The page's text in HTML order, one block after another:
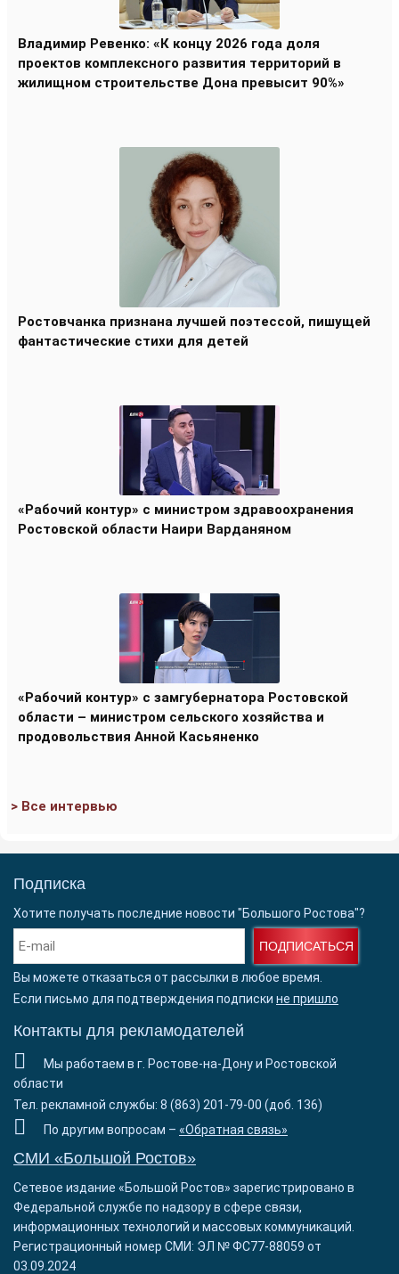
Владимир Ревенко: «К концу 2026 года доля
проектов комплексного развития территорий в
жилищном строительстве Дона превысит 90%»
Ростовчанка признана лучшей поэтессой, пишущей
фантастические стихи для детей
«Рабочий контур» с министром здравоохранения
Ростовской области Наири Варданяном
«Рабочий контур» с замгубернатора Ростовской
области – министром сельского хозяйства и
продовольствия Анной Касьяненко
> Все интервью
Подписка
Хотите получать последние новости "Большого Ростова"?
ПОДПИСАТЬСЯ
Вы можете отказаться от рассылки в любое время.
Если письмо для подтверждения подписки не пришло
Контакты для рекламодателей
Мы работаем в г. Ростове-на-Дону и Ростовской
области
Тел. рекламной службы: 8 (863) 201-79-00 (доб. 136)
По другим вопросам – «Обратная связь»
СМИ «Большой Ростов»
Сетевое издание «Большой Ростов» зарегистрировано в
Федеральной службе по надзору в сфере связи,
информационных технологий и массовых коммуникаций.
Регистрационный номер СМИ: ЭЛ № ФС77-88059 от
03.09.2024